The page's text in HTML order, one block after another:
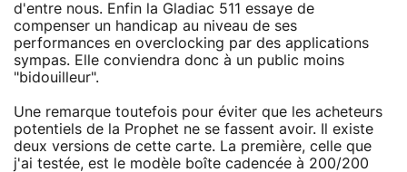
d'entre nous. Enfin la Gladiac 511 essaye de
compenser un handicap au niveau de ses
performances en overclocking par des applications
sympas. Elle conviendra donc à un public moins
"bidouilleur".
Une remarque toutefois pour éviter que les acheteurs
potentiels de la Prophet ne se fassent avoir. Il existe
deux versions de cette carte. La première, celle que
j'ai testée, est le modèle boîte cadencée à 200/200